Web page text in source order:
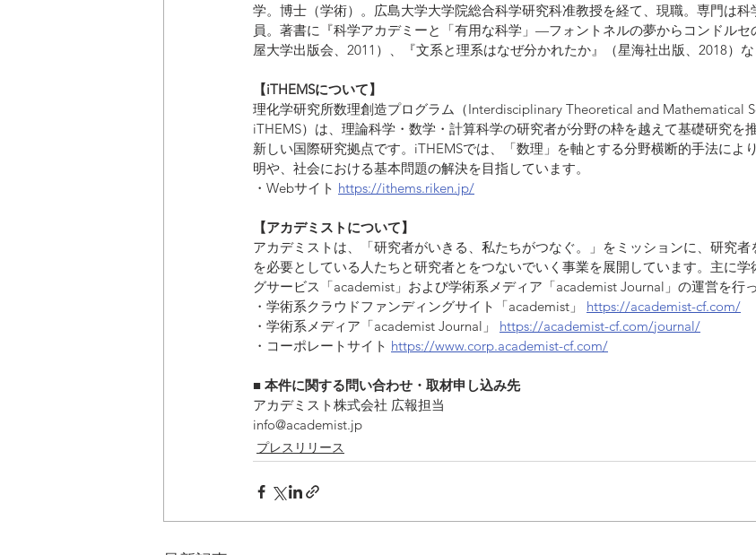
学。博士（学術）。広島大学大学院総合科学研究科准教授を経て、現職。専門は
員。著書に『科学アカデミーと「有用な科学」—フォントネルの夢からコンドル
屋大学出版会、2011）、『文系と理系はなぜ分かれたか』（星海社出版、2018）な
【iTHEMSについて】
理化学研究所数理創造プログラム（Interdisciplinary Theoretical and Mathematical
iTHEMS）は、理論科学・数学・計算科学の研究者が分野の枠を越えて基礎研究を
新しい国際研究拠点です。iTHEMSでは、「数理」を軸とする分野横断的手法によ
明や、社会における基本問題の解決を目指しています。
・Webサイト https://ithems.riken.jp/
【アカデミストについて】
アカデミストは、「研究者がいきる、私たちがつなぐ。」をミッションに、研究
を必要としている人たちと研究者とをつないでいく事業を展開しています。主に
グサービス「academist」および学術系メディア「academist Journal」の運営を行っ
・学術系クラウドファンディングサイト「academist」 https://academist-cf.com/
・学術系メディア「academist Journal」 https://academist-cf.com/journal/
・コーポレートサイト https://www.corp.academist-cf.com/
■ 本件に関する問い合わせ・取材申し込み先
アカデミスト株式会社 広報担当
info@academist.jp
プレスリリース